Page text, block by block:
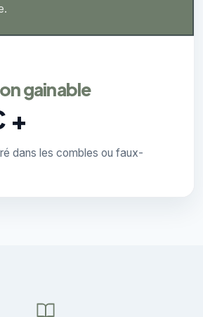
gainable
+
dans les combles ou faux-